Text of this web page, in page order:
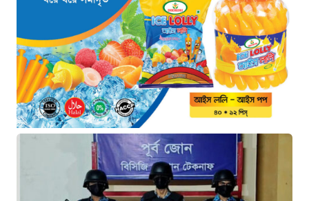
বড়লেখায় চা শ্রমিকদের গণবিক্ষোভ
১৪ ঘণ্টা আগে
গ্রিসের উপকূলে ১৬৮ অভিবাসী উদ্ধার:
ভেতরে ৭২ বাংলাদেশি
১৪ ঘণ্টা আগে
“১/১১-তে তারেক রহমানকে আয়নাঘরে
বন্দি রাখা হয়: চিফ প্রসিকিউটর”
১৫ ঘণ্টা আগে
ডিজিএফআইয়ের ‘আয়নাঘর’ পরিদর্শনে
আন্তর্জাতিক অপরাধ ট্রাইব্যুনালের